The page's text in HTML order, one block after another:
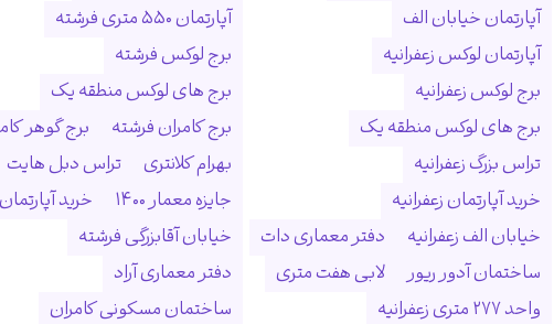
آپارتمان خیابان الف
آپارتمان لوکس زعفرانیه
برج لوکس زعفرانیه
برج های لوکس منطقه یک
تراس بزرگ زعفرانیه
خرید آپارتمان زعفرانیه
خیابان الف زعفرانیه
دفتر معماری دات
ساختمان آدور ریور
لابی هفت متری
واحد ۲۷۷ متری زعفرانیه
آپارتمان ۵۵۰ متری فرشته
برج لوکس فرشته
برج های لوکس منطقه یک
برج کامران فرشته
برج گوهر
بهرام کلانتری
تراس دبل هایت
جایزه معمار ۱۴۰۰
خرید
خیابان آقابزرگی فرشته
دفتر معماری آراد
ساختمان مسکونی کامران